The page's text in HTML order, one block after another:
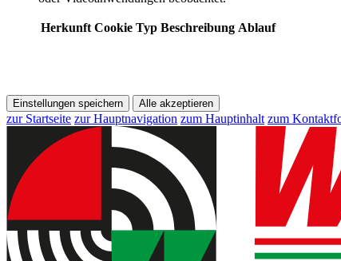
Herkunft Cookie Typ Beschreibung Ablauf
Einstellungen speichern Alle akzeptieren
zur Startseite zur Hauptnavigation zum Hauptinhalt zum